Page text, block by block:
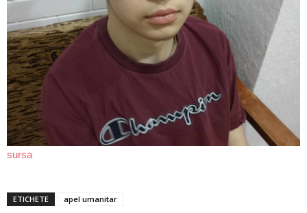
sursa
ETICHETE apel umanitar